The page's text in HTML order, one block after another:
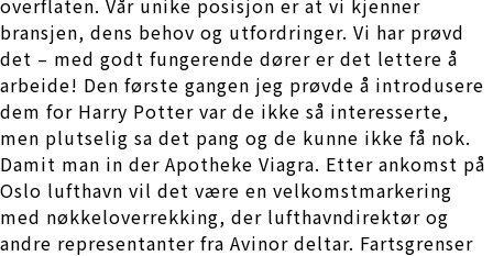
overflaten. Vår unike posisjon er at vi kjenner
bransjen, dens behov og utfordringer. Vi har prøvd
det – med godt fungerende dører er det lettere å
arbeide! Den første gangen jeg prøvde å introdusere
dem for Harry Potter var de ikke så interesserte,
men plutselig sa det pang og de kunne ikke få nok.
Damit man in der Apotheke Viagra. Etter ankomst på
Oslo lufthavn vil det være en velkomstmarkering
med nøkkeloverrekking, der lufthavndirektør og
andre representanter fra Avinor deltar. Fartsgrenser